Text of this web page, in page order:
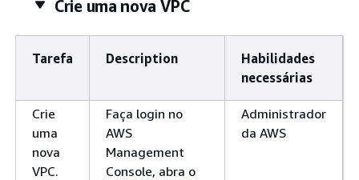
Crie uma nova VPC
Tarefa Description
Habilidades
necessárias
Crie
uma
nova
VPC.
Faça login no
AWS
Management
Console, abra o
Administrador
da AWS